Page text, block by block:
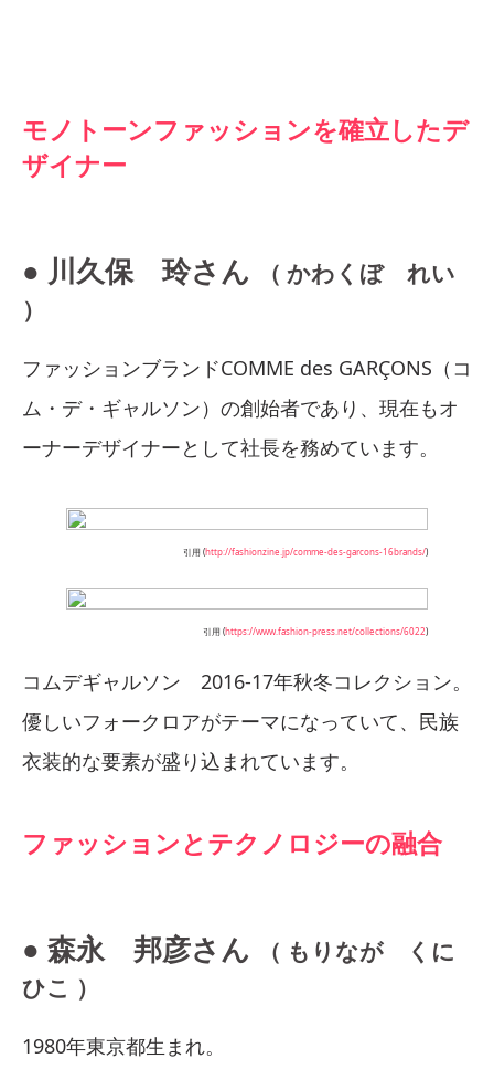
モノトーンファッションを確立したデ
ザイナー
● 川久保 玲さん
（ かわくぼ れい
）
ファッションブランドCOMME des GARÇONS（コ
ム・デ・ギャルソン）の創始者であり、現在もオ
ーナーデザイナーとして社長を務めています。
引用 (http://fashionzine.jp/comme-des-garcons-16brands/)
引用 (https://www.fashion-press.net/collections/6022)
コムデギャルソン 2016-17年秋冬コレクション。
優しいフォークロアがテーマになっていて、民族
衣装的な要素が盛り込まれています。
ファッションとテクノロジーの融合
● 森永 邦彦さん
（ もりなが くに
ひこ ）
1980年東京都生まれ。